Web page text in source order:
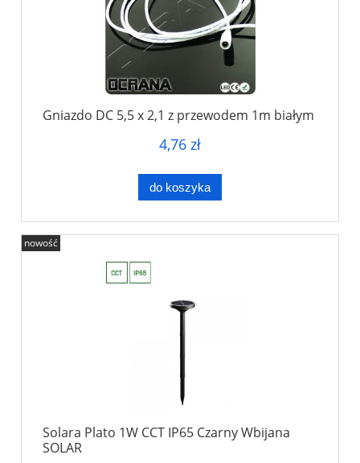
Gniazdo DC 5,5 x 2,1 z przewodem 1m białym
4,76 zł
do koszyka
Solara Plato 1W CCT IP65 Czarny Wbijana
SOLAR
nowość